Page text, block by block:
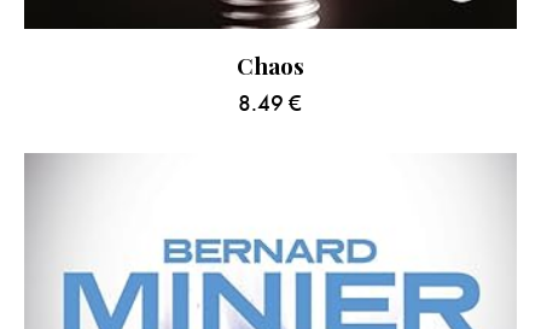
Chaos
8.49 €